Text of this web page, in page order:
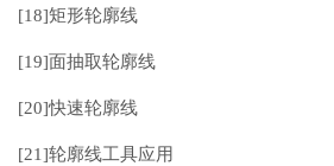
[18]矩形轮廓线
[19]面抽取轮廓线
[20]快速轮廓线
[21]轮廓线工具应用